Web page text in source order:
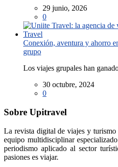
29 junio, 2026
0
Conexión, aventura y ahorro
grupo
Los viajes grupales han
30 octubre, 2024
0
Sobre Upitravel
La revista digital de viajes y
equipo multidisciplinar
periodismo aplicado al sector
pasiones es viajar.